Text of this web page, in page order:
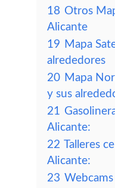
18 Otros
Alicante
19 Mapa
alrededores
20 Mapa
y sus
21
Alicante:
22 Talleres
Alicante:
23